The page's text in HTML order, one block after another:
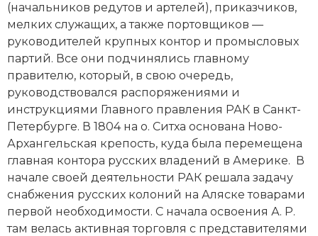
История, философия, теория и методология
исторического знания
Итория международных отношений
Латинская Америка
Новая история
Новейшая история
Нумизматика
Образование
(начальников редутов и артелей), приказчиков,
мелких служащих, а также портовщиков —
руководителей крупных контор и промысловых
партий. Все они подчинялись главному
правителю, который, в свою очередь,
руководствовался распоряжениями и
инструкциями Главного правления РАК в Санкт-
Петербурге. В 1804 на о. Ситха основана Ново-
Архангельская крепость, куда была перемещена
главная контора русских владений в Америке. В
начале своей деятельности РАК решала задачу
снабжения русских колоний на Аляске товарами
первой необходимости. С начала освоения А. Р.
там велась активная торговля с представителями